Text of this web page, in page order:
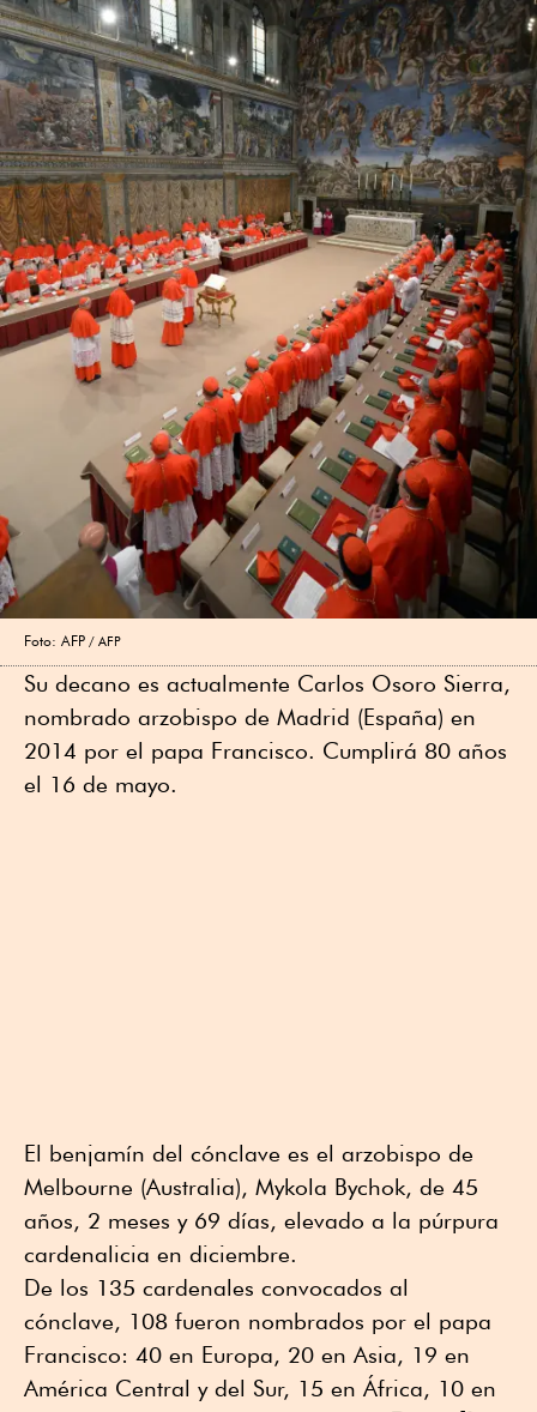
Foto: AFP AFP
Su decano es actualmente Carlos Osoro Sierra,
nombrado arzobispo de Madrid (España) en
2014 por el papa Francisco. Cumplirá 80 años
el 16 de mayo.
El benjamín del cónclave es el arzobispo de
Melbourne (Australia), Mykola Bychok, de 45
años, 2 meses y 69 días, elevado a la púrpura
cardenalicia en diciembre.
De los 135 cardenales convocados al
cónclave, 108 fueron nombrados por el papa
Francisco: 40 en Europa, 20 en Asia, 19 en
América Central y del Sur, 15 en África, 10 en